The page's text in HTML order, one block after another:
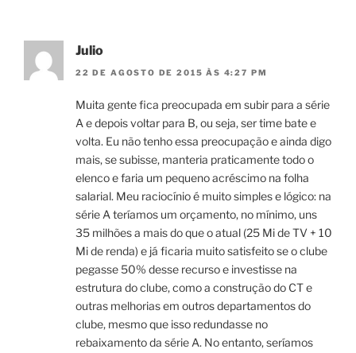
Julio
22 DE AGOSTO DE 2015 ÀS 4:27 PM
Muita gente fica preocupada em subir para a série
A e depois voltar para B, ou seja, ser time bate e
volta. Eu não tenho essa preocupação e ainda digo
mais, se subisse, manteria praticamente todo o
elenco e faria um pequeno acréscimo na folha
salarial. Meu raciocínio é muito simples e lógico: na
série A teríamos um orçamento, no mínimo, uns
35 milhões a mais do que o atual (25 Mi de TV + 10
Mi de renda) e já ficaria muito satisfeito se o clube
pegasse 50% desse recurso e investisse na
estrutura do clube, como a construção do CT e
outras melhorias em outros departamentos do
clube, mesmo que isso redundasse no
rebaixamento da série A. No entanto, seríamos